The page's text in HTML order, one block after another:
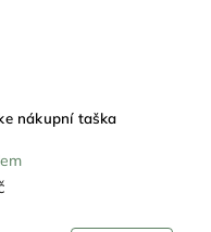
nákupní taška